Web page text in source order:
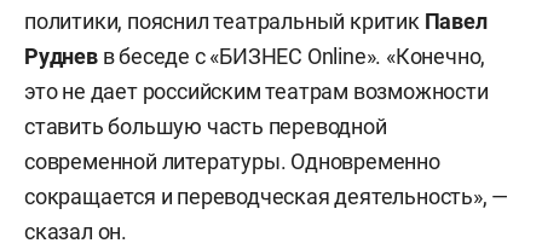
политики, пояснил театральный критик Павел
Руднев в беседе с «БИЗНЕС Online». «Конечно,
это не дает российским театрам возможности
ставить большую часть переводной
современной литературы. Одновременно
сокращается и переводческая деятельность», —
сказал он.